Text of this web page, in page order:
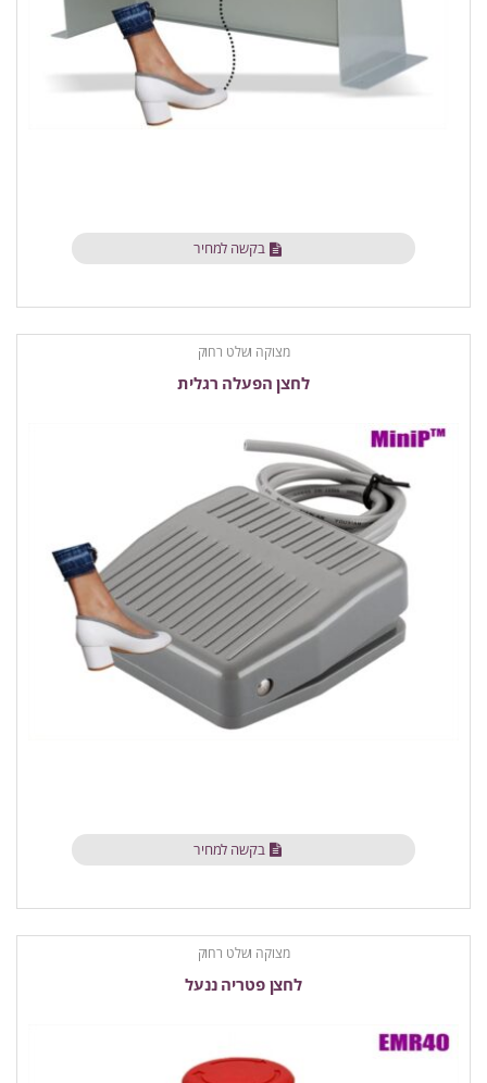
בקשה למחיר
מצוקה ושלט רחוק
לחצן הפעלה רגלית
בקשה למחיר
מצוקה ושלט רחוק
לחצן פטריה ננעל